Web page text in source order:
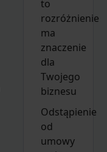
to
rozróżnienie
ma
znaczenie
dla
Twojego
biznesu
Odstąpienie
od
umowy